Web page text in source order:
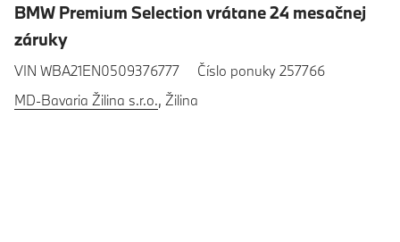
BMW Premium Selection vrátane 24 mesačnej
záruky
VIN WBA21EN0509376777
Číslo ponuky 257766
MD-Bavaria Žilina s.r.o., Žilina